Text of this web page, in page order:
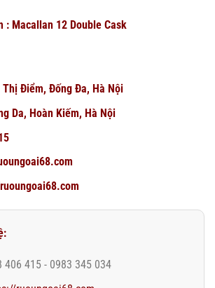
: Macallan 12 Double Cask
Điểm, Đống Đa, Hà Nội
Da, Hoàn Kiếm, Hà Nội
415 - 0983 345 034